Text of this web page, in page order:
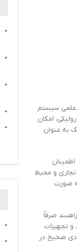
علمی سیستم
امکان
به عنوان
تجاری و محیط
صورت
صرفاً
و تجهیزات
صحیح در